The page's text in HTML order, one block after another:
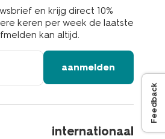
en krijg direct 10%
keren per week de laatste
kan altijd.
aanmelden
internationaal
Feedback